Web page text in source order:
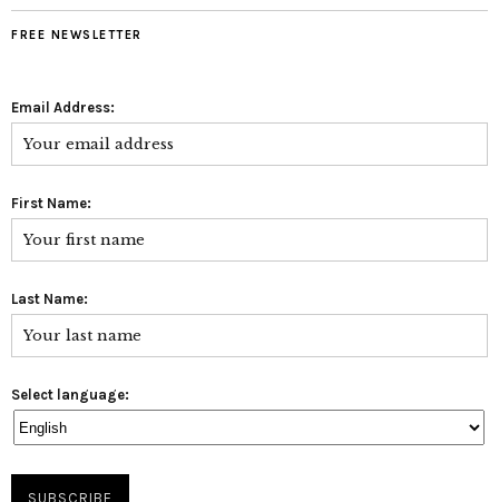
FREE NEWSLETTER
Email Address:
First Name:
Last Name:
Select language: